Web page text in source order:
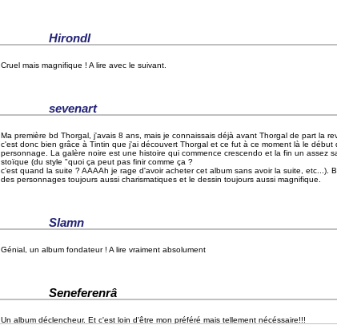
Hirondl
Cruel mais magnifique ! A lire avec le suivant.
sevenart
Ma première bd Thorgal, j'avais 8 ans, mais je connaissais déjà avant Thorgal de part la
c'est donc bien grâce à Tintin que j'ai découvert Thorgal et ce fut à ce moment là le début
personnage. La galère noire est une histoire qui commence crescendo et la fin un assez
stoïque (du style "quoi ça peut pas finir comme ça ?
c'est quand la suite ? AAAAh je rage d'avoir acheter cet album sans avoir la suite, etc...).
des personnages toujours aussi charismatiques et le dessin toujours aussi magnifique.
Slamn
Génial, un album fondateur ! A lire vraiment absolument
Seneferenrâ
Un album déclencheur. Et c'est loin d'être mon préféré mais tellement nécéssaire!!!